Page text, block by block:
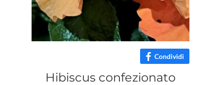
Condividi
Hibiscus confezionato